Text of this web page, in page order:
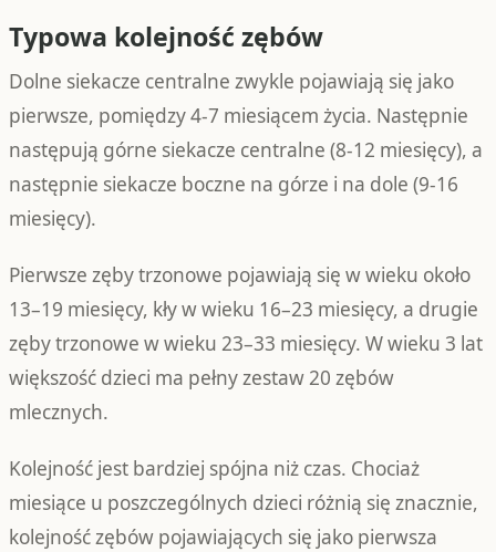
Typowa kolejność zębów
Dolne siekacze centralne zwykle pojawiają się jako
pierwsze, pomiędzy 4-7 miesiącem życia. Następnie
następują górne siekacze centralne (8-12 miesięcy), a
następnie siekacze boczne na górze i na dole (9-16
miesięcy).
Pierwsze zęby trzonowe pojawiają się w wieku około
13–19 miesięcy, kły w wieku 16–23 miesięcy, a drugie
zęby trzonowe w wieku 23–33 miesięcy. W wieku 3 lat
większość dzieci ma pełny zestaw 20 zębów
mlecznych.
Kolejność jest bardziej spójna niż czas. Chociaż
miesiące u poszczególnych dzieci różnią się znacznie,
kolejność zębów pojawiających się jako pierwsza